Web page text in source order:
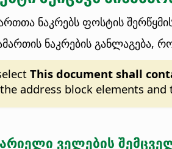
ნაკრებს ფოსტის
ნაკრების განლაგება,
This document shall
address block elements and
ველების